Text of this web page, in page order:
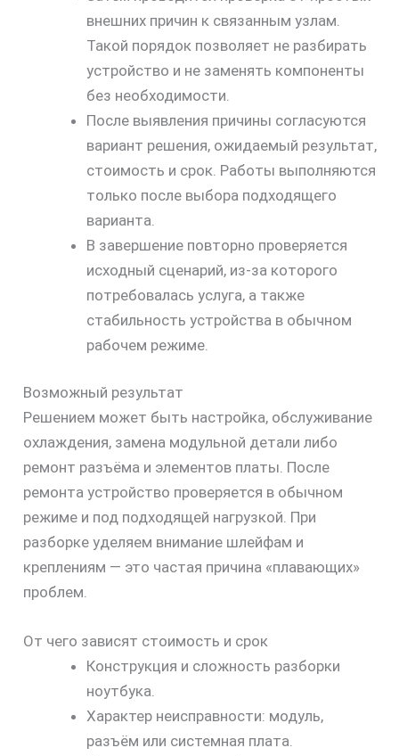
внешних причин к связанным узлам.
Такой порядок позволяет не разбирать
устройство и не заменять компоненты
без необходимости.
После выявления причины согласуются
вариант решения, ожидаемый результат,
стоимость и срок. Работы выполняются
только после выбора подходящего
варианта.
В завершение повторно проверяется
исходный сценарий, из-за которого
потребовалась услуга, а также
стабильность устройства в обычном
рабочем режиме.
Возможный результат
Решением может быть настройка, обслуживание
охлаждения, замена модульной детали либо
ремонт разъёма и элементов платы. После
ремонта устройство проверяется в обычном
режиме и под подходящей нагрузкой. При
разборке уделяем внимание шлейфам и
креплениям — это частая причина «плавающих»
проблем.
От чего зависят стоимость и срок
Конструкция и сложность разборки
ноутбука.
Характер неисправности: модуль,
разъём или системная плата.